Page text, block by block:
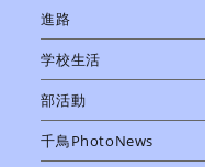
進路
学校生活
部活動
千鳥PhotoNews